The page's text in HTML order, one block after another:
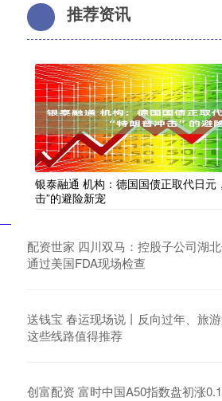
推荐资讯
银泰融通 机构：德国国债正取代日元
击”的避险新宠
配资世家 四川双马：控股子公司湖
通过美国FDA现场检查
送钱宝 春运现场说丨反向过年、旅
这些线路值得推荐
创富配资 富时中国A50指数盘初涨